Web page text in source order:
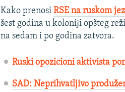
Kako prenosiRSE na ruskom
šest godina u koloniјi opšteg
na sedam i po godina zatvora.
Ruski opozicioni aktivista
SAD: Neprihvatljivo